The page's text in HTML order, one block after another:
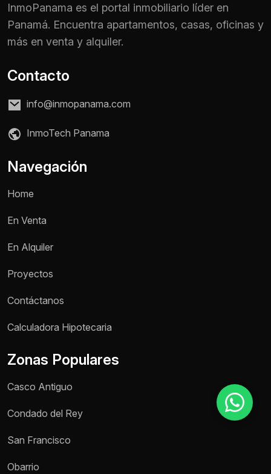
Nombre *
InmoPanama es el portal inmobiliario líder en
Panamá. Encuentra apartamentos, casas, oficinas y
más en venta y alquiler.
Contacto
info@inmopanama.com
InmoTech Panama
Navegación
Home
En Venta
En Alquiler
Proyectos
Contáctanos
Calculadora Hipotecaria
Zonas Populares
Casco Antiguo
Condado del Rey
San Francisco
Obarrio